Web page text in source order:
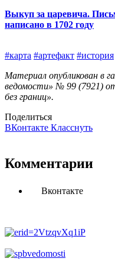
Выкуп за царевича.
написано в 1702 году
#карта #артефакт #история
Материал опубликован в
ведомости» № 99 (7921) от
без границ».
Поделиться
ВКонтакте Класснуть
Комментарии
Вконтакте